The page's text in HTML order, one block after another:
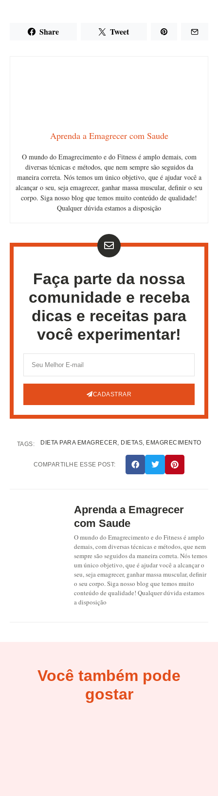
Share Tweet
Aprenda a Emagrecer com Saude
O mundo do Emagrecimento e do Fitness é amplo demais, com
diversas técnicas e métodos, que nem sempre são seguidos da
maneira correta. Nós temos um único objetivo, que é ajudar você a
alcançar o seu, seja emagrecer, ganhar massa muscular, definir o seu
corpo. Siga nosso blog que temos muito conteúdo de qualidade!
Qualquer dúvida estamos a disposição
Faça parte da nossa
comunidade e receba
dicas e receitas para
você experimentar!
CADASTRAR
TAGS: DIETA PARA EMAGRECER, DIETAS, EMAGRECIMENTO
COMPARTILHE ESSE POST:
Aprenda a Emagrecer
com Saude
O mundo do Emagrecimento e do Fitness é amplo
demais, com diversas técnicas e métodos, que nem
sempre são seguidos da maneira correta. Nós temos
um único objetivo, que é ajudar você a alcançar o
seu, seja emagrecer, ganhar massa muscular, definir
o seu corpo. Siga nosso blog que temos muito
conteúdo de qualidade! Qualquer dúvida estamos
a disposição
Você também pode
gostar